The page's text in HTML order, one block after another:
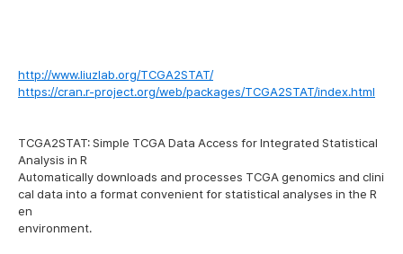
http://www.liuzlab.org/TCGA2STAT/
https://cran.r-project.org/web/packages/TCGA2STAT/index.html
TCGA2STAT: Simple TCGA Data Access for Integrated Statistical
Analysis in R
Automatically downloads and processes TCGA genomics and clini
cal data into a format convenient for statistical analyses in the R
en
environment.